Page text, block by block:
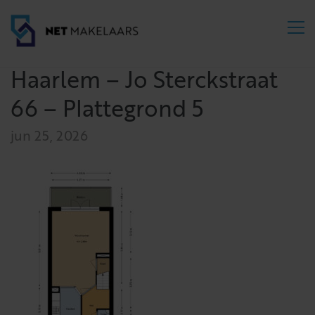
Haarlem – Jo Sterckstraat
66 – Plattegrond 5
jun 25, 2026